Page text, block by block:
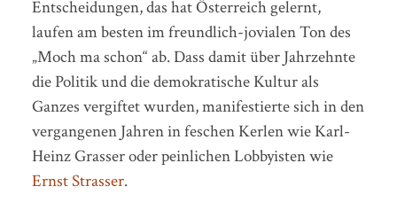
Entscheidungen, das hat Österreich gelernt,
laufen am besten im freundlich-jovialen Ton des
„Moch ma schon“ ab. Dass damit über Jahrzehnte
die Politik und die demokratische Kultur als
Ganzes vergiftet wurden, manifestierte sich in den
vergangenen Jahren in feschen Kerlen wie Karl-
Heinz Grasser oder peinlichen Lobbyisten wie
Ernst Strasser.